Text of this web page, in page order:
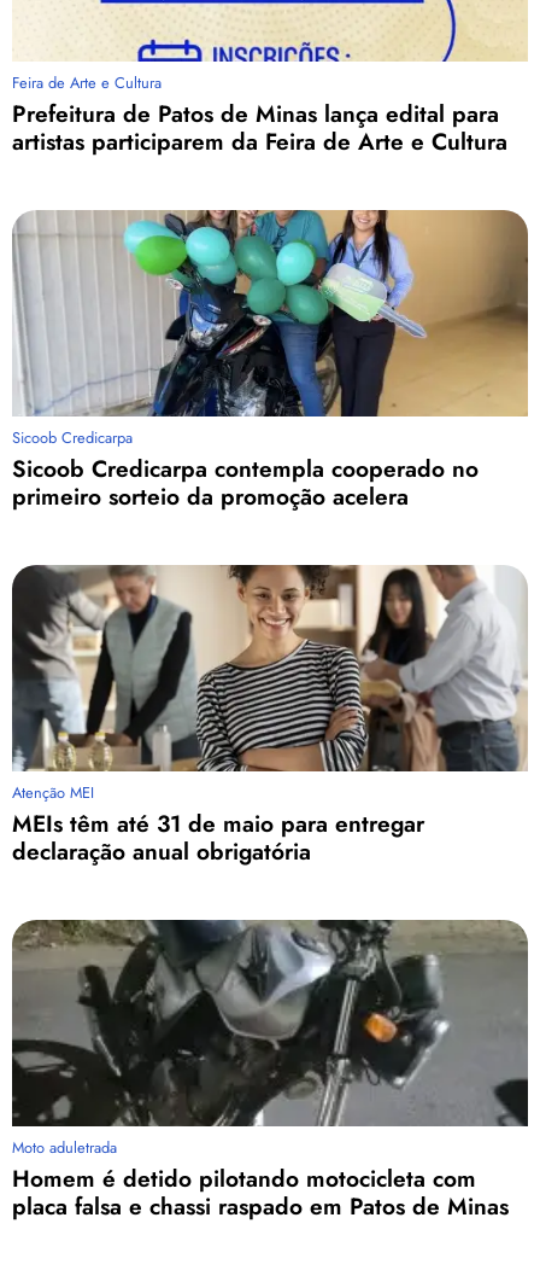
Feira de Arte e Cultura
Prefeitura de Patos de Minas lança edital para
artistas participarem da Feira de Arte e Cultura
Sicoob Credicarpa
Sicoob Credicarpa contempla cooperado no
primeiro sorteio da promoção acelera
Atenção MEI
MEIs têm até 31 de maio para entregar
declaração anual obrigatória
Moto aduletrada
Homem é detido pilotando motocicleta com
placa falsa e chassi raspado em Patos de Minas